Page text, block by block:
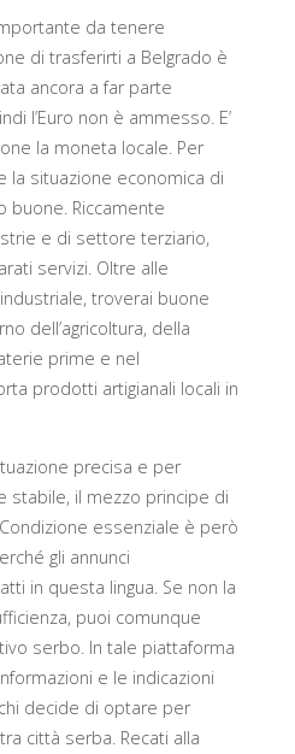
da tenere
di trasferirti a Belgrado è
ancora a far parte
l’Euro non è ammesso. E’
la moneta locale. Per
la situazione economica di
buone. Riccamente
e di settore terziario,
servizi. Oltre alle
troverai buone
dell’agricoltura, della
prime e nel
prodotti artigianali locali in
precisa e per
stabile, il mezzo principe di
essenziale è però
gli annunci
in questa lingua. Se non la
puoi comunque
serbo. In tale piattaforma
e le indicazioni
decide di optare per
città serba. Recati alla